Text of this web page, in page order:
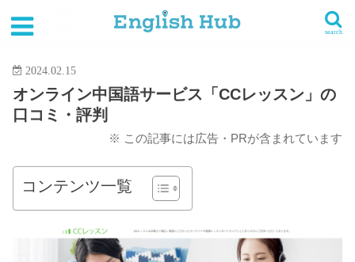
search
中国語スクールの一覧・まとめ
オンライン中国語サービス「CCレッスン」の口コミ・評判
2024.02.15
オンライン中国語サービス「CCレッスン」の
口コミ・評判
※ この記事には広告・PRが含まれています
コンテンツ一覧